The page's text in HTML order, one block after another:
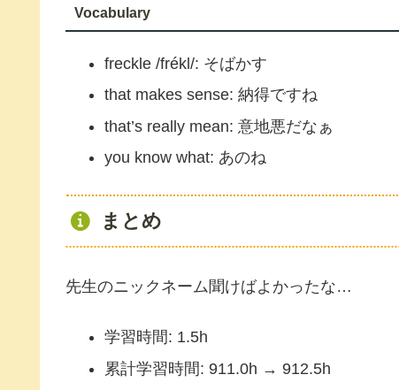
Vocabulary
freckle /frékl/: そばかす
that makes sense: 納得ですね
that’s really mean: 意地悪だなぁ
you know what: あのね
まとめ
先生のニックネーム聞けばよかったな…
学習時間: 1.5h
累計学習時間: 911.0h → 912.5h